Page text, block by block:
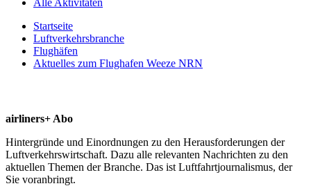
Startseite
Luftverkehrsbranche
Flughäfen
Aktuelles zum Flughafen Weeze NRN
airliners+ Abo
Hintergründe und Einordnungen zu den Herausforderungen der
Luftverkehrswirtschaft. Dazu alle relevanten Nachrichten zu den
aktuellen Themen der Branche. Das ist Luftfahrtjournalismus, der
Sie voranbringt.